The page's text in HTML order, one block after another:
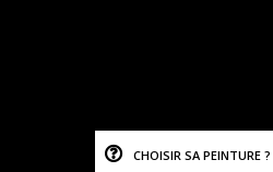
CHOISIR SA PEINTURE ?